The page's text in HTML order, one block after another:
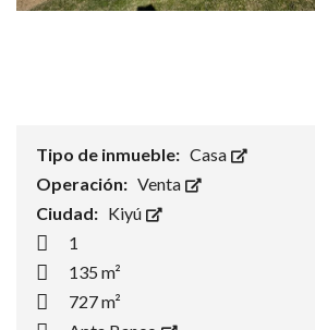
Tipo de inmueble: Casa
Operación: Venta
Ciudad: Kiyú
1
135 m²
727 m²